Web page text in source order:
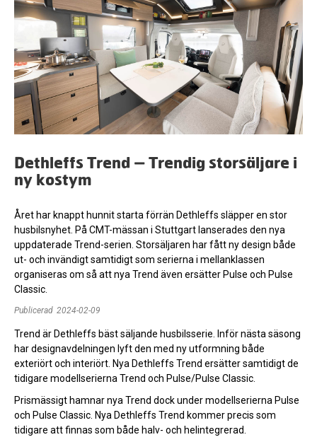
Dethleffs Trend – Trendig storsäljare i
ny kostym
Året har knappt hunnit starta förrän Dethleffs släpper en stor
husbilsnyhet. På CMT-mässan i Stuttgart lanserades den nya
uppdaterade Trend-serien. Storsäljaren har fått ny design både
ut- och invändigt samtidigt som serierna i mellanklassen
organiseras om så att nya Trend även ersätter Pulse och Pulse
Classic.
Publicerad 2024-02-09
Trend är Dethleffs bäst säljande husbilsserie. Inför nästa säsong
har designavdelningen lyft den med ny utformning både
exteriört och interiört. Nya Dethleffs Trend ersätter samtidigt de
tidigare modellserierna Trend och Pulse/Pulse Classic.
Prismässigt hamnar nya Trend dock under modellserierna Pulse
och Pulse Classic. Nya Dethleffs Trend kommer precis som
tidigare att finnas som både halv- och helintegrerad.